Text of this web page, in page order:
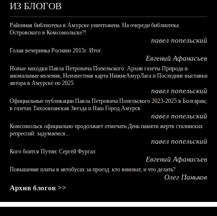
ИЗ БЛОГОВ
Районная библиотека в Амурске уничтожена. На очереди библиотека
Островского в Комсомольске?!
павел попельский
Голая вечеринка Роснано 2015г. Итог.
Евгений Афанасьев
Новые находки Павла Петровича Попельского: Архив газеты Природа и
аномальные явления, Неизвестная карта НижнеАмурЛага и Последние выставки
автора в Амурске по 2025
павел попельский
Официальные публикации Павла Петровича Попельского 2023-2025 в Болгарии,
в газетах Тихоокеанская Звезда и Наш Город Амурск
павел попельский
Комсомольск официально продолжает отмечать День памяти жертв сталинских
репрессий: задумаемся...
павел попельский
Кого боится Путин: Сергей Фургал
Евгений Афанасьев
Повышение платы в автобусах за проезд: кто виноват, и что делать?
Олег Паньков
Архив блогов >>